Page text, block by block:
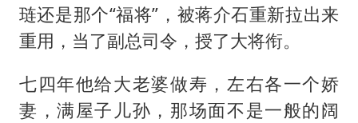
琏还是那个“福将”，被蒋介石重新拉出来
重用，当了副总司令，授了大将衔。
七四年他给大老婆做寿，左右各一个娇
妻，满屋子儿孙，那场面不是一般的阔